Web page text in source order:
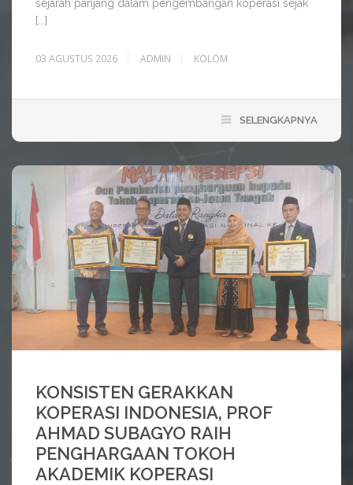
sejarah panjang dalam pengembangan koperasi sejak
[...]
03 AGUSTUS 2026 ADMIN KOLOM
SELENGKAPNYA
KONSISTEN GERAKKAN
KOPERASI INDONESIA, PROF
AHMAD SUBAGYO RAIH
PENGHARGAAN TOKOH
AKADEMIK KOPERASI